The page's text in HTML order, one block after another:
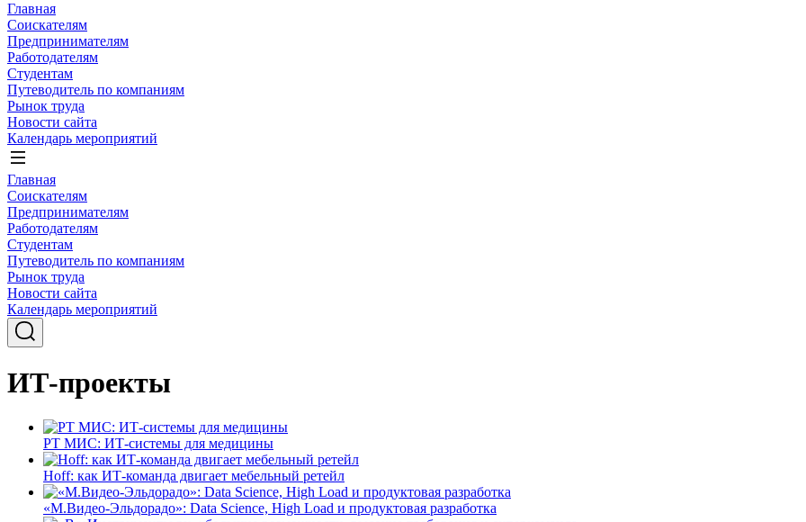
Главная
Соискателям
Предпринимателям
Работодателям
Студентам
Путеводитель по компаниям
Рынок труда
Новости сайта
Календарь мероприятий
Главная
Соискателям
Предпринимателям
Работодателям
Студентам
Путеводитель по компаниям
Рынок труда
Новости сайта
Календарь мероприятий
ИТ-проекты
РТ МИС: ИТ-системы для медицины
Hoff: как ИТ-команда двигает мебельный ретейл
«М.Видео-Эльдорадо»: Data Science, High Load и продуктовая разработка